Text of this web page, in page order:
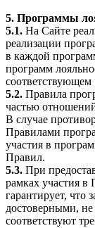
5. Программы
5.1. На Сайте
реализации
в каждой
программ
соответствующем
5.2. Правила
частью
В случае
Правилами
участия в
Правил.
5.3. При
рамках участия в
гарантирует, что
достоверными,
соответствуют